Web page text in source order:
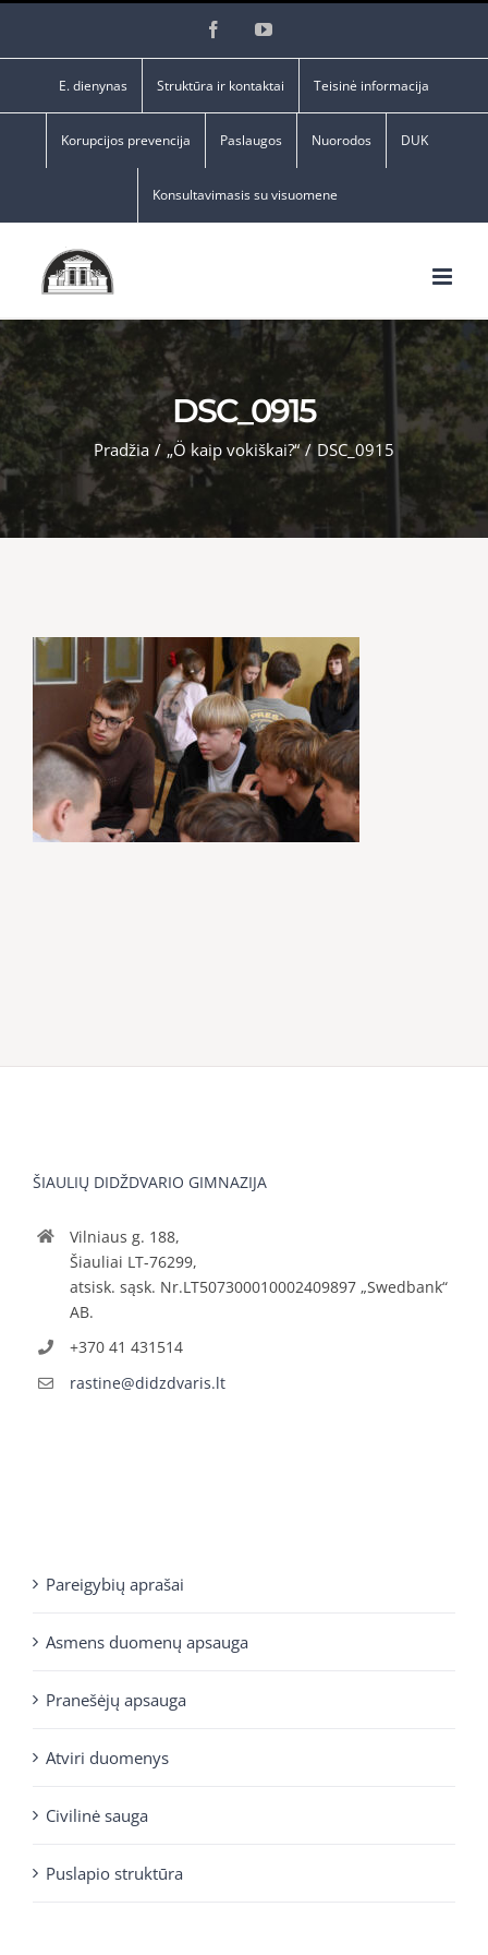
FacebookYouTube
E. dienynas Struktūra ir kontaktai Teisinė informacija
Korupcijos prevencija Paslaugos Nuorodos DUK
Konsultavimasis su visuomene
DSC_0915
Pradžia / „Ö kaip vokiškai?“ / DSC_0915
ŠIAULIŲ DIDŽDVARIO GIMNAZIJA
Vilniaus g. 188,
Šiauliai LT-76299,
atsisk. sąsk. Nr.LT507300010002409897 „Swedbank“
AB.
+370 41 431514
rastine@didzdvaris.lt
Pareigybių aprašai
Asmens duomenų apsauga
Pranešėjų apsauga
Atviri duomenys
Civilinė sauga
Puslapio struktūra